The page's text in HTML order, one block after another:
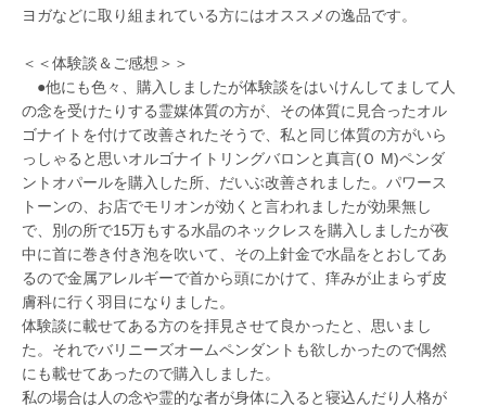
ヨガなどに取り組まれている方にはオススメの逸品です。
＜＜体験談＆ご感想＞＞
●他にも色々、購入しましたが体験談をはいけんしてまして人
の念を受けたりする霊媒体質の方が、その体質に見合ったオル
ゴナイトを付けて改善されたそうで、私と同じ体質の方がいら
っしゃると思いオルゴナイトリングバロンと真言(Ｏ M)ペンダ
ントオパールを購入した所、だいぶ改善されました。パワース
トーンの、お店でモリオンが効くと言われましたが効果無し
で、別の所で15万もする水晶のネックレスを購入しましたが夜
中に首に巻き付き泡を吹いて、その上針金で水晶をとおしてあ
るので金属アレルギーで首から頭にかけて、痒みが止まらず皮
膚科に行く羽目になりました。
体験談に載せてある方のを拝見させて良かったと、思いまし
た。それでバリニーズオームペンダントも欲しかったので偶然
にも載せてあったので購入しました。
私の場合は人の念や霊的な者が身体に入ると寝込んだり人格が